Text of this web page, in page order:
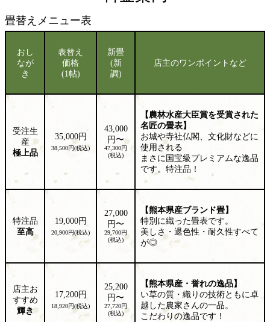
畳替えメニュー表
おし
なが
き
表替え
価格
(1帖)
新畳
(新
調)
店主のワンポイントなど
受注生
産
極上品
35,000円
38,500円(税込)
43,000
円〜
47,300円
(税込)
【農林水産大臣賞を受賞された
名匠の畳表】
お城や寺社仏閣、文化財などに
使用される
まさに国宝級プレミアムな逸品
です。特注品！
特注品
至高
19,000円
20,900円(税込)
27,000
円〜
29,700円
(税込)
【熊本県産ブランド畳】
特別に織った畳表です。
美しさ・退色性・耐久性すべて
が◎
店主お
すすめ
輝き
17,200円
18,920円(税込)
25,200
円〜
27,720円
(税込)
【熊本県産・誉れの逸品】
い草の質・織りの技術ともに卓
越した農家さんの一品。
こだわりの逸品です！